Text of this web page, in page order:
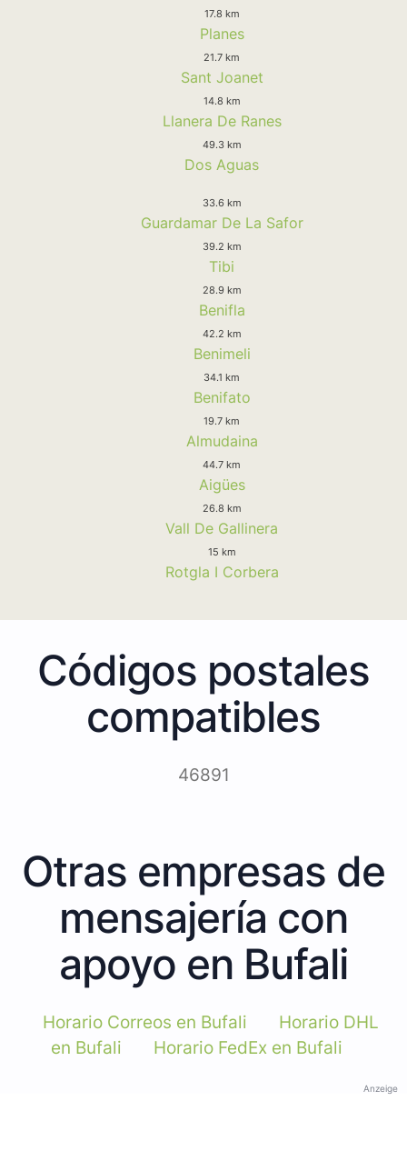
17.8 km
Planes
21.7 km
Sant Joanet
14.8 km
Llanera De Ranes
49.3 km
Dos Aguas
33.6 km
Guardamar De La Safor
39.2 km
Tibi
28.9 km
Benifla
42.2 km
Benimeli
34.1 km
Benifato
19.7 km
Almudaina
44.7 km
Aigües
26.8 km
Vall De Gallinera
15 km
Rotgla I Corbera
Códigos postales
compatibles
46891
Otras empresas de
mensajería con
apoyo en Bufali
Horario Correos en Bufali
Horario DHL
en Bufali
Horario FedEx en Bufali
Anzeige